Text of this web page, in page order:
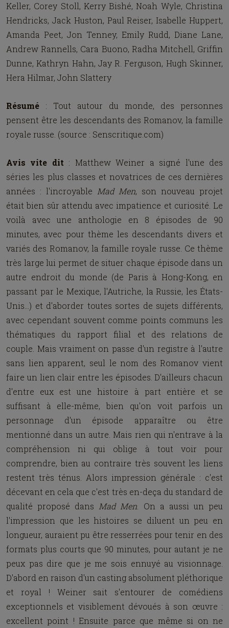
Keller, Corey Stoll, Kerry Bishé, Noah Wyle, Christina
Hendricks, Jack Huston, Paul Reiser, Isabelle Huppert,
Amanda Peet, Jon Tenney, Emily Rudd, Diane Lane,
Andrew Rannells, Cara Buono, Radha Mitchell, Griffin
Dunne, Kathryn Hahn, Jay R. Ferguson, Hugh Skinner,
Hera Hilmar, John Slattery
Résumé : Tout autour du monde, des personnes
pensent être les descendants des Romanov, la famille
royale russe. (source : Senscritique.com)
Avis vite dit : Matthew Weiner a signé l'une des
séries les plus classes et novatrices de ces dernières
années : l'incroyable Mad Men, son nouveau projet
était bien sûr attendu avec impatience et curiosité. Le
voilà avec une anthologie en 8 épisodes de 90
minutes, avec pour thème les descendants divers et
variés des Romanov, la famille royale russe. Ce thème
très large lui permet de situer chaque épisode dans un
autre endroit du monde (de Paris à Hong-Kong, en
passant par le Mexique, l'Autriche, la Russie, les États-
Unis...) et d'aborder toutes sortes de sujets différents,
avec cependant souvent comme points communs les
thématiques du rapport filial et des relations de
couple. Mais vraiment on passe d'un registre à l'autre
sans lien apparent, seul le nom des Romanov vient
faire un lien clair entre les épisodes. D'ailleurs chacun
d'entre eux est une histoire à part entière et se
suffisant à elle-même, bien qu'on voit parfois un
personnage d'un épisode apparaître ou être
mentionné dans un autre. Mais rien qui n'entrave à la
compréhension ni qui oblige à tout voir pour
comprendre, bien au contraire très souvent les liens
restent très ténus. Alors impression générale : c'est
décevant en cela que c'est très en-deça du standard de
qualité proposé dans Mad Men . On a aussi un peu
l'impression que les histoires se diluent un peu en
longueur, auraient pu être resserrées pour tenir en des
formats plus courts que 90 minutes, pour autant je ne
peux pas dire que je me sois ennuyé au visionnage.
D'abord en raison d'un casting absolument pléthorique
et royal ! Weiner sait s'entourer de comédiens
exceptionnels et visiblement dévoués à son œuvre :
excellent point ! Ensuite parce que même si on ne